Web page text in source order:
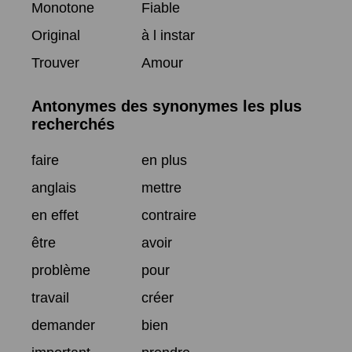
Monotone
Fiable
Original
à l instar
Trouver
Amour
Antonymes des synonymes les plus
recherchés
faire
en plus
anglais
mettre
en effet
contraire
être
avoir
problème
pour
travail
créer
demander
bien